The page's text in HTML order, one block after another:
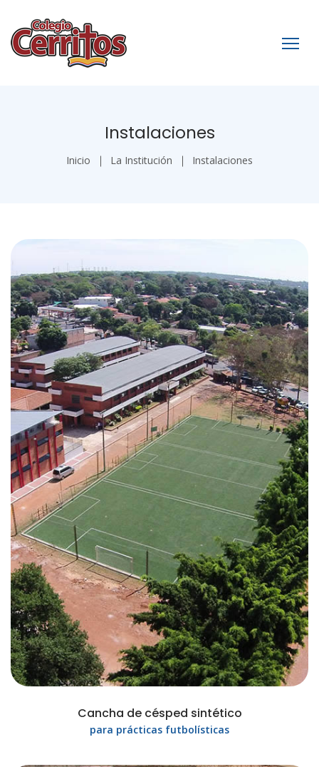
Instalaciones
Inicio La Institución Instalaciones
Cancha de césped sintético
para prácticas futbolísticas